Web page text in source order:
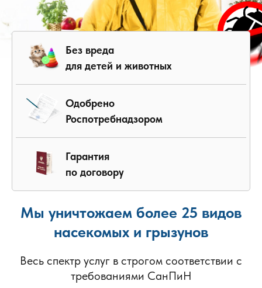
Без вреда
для детей и животных
Одобрено
Роспотребнадзором
Гарантия
по договору
Мы уничтожаем более 25 видов
насекомых и грызунов
Весь спектр услуг в строгом соответствии с
требованиями СанПиН